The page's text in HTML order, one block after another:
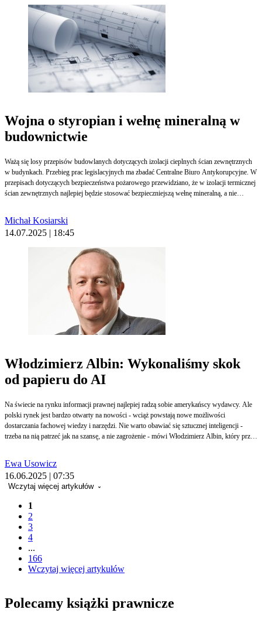
Wojna o styropian i wełnę mineralną w
budownictwie
Ważą się losy przepisów budowlanych dotyczących izolacji cieplnych ścian zewnętrznych
w budynkach. Przebieg prac legislacyjnych ma zbadać Centralne Biuro Antykorupcyjne. W
przepisach dotyczących bezpieczeństwa pożarowego przewidziano, że w izolacji termicznej
ścian zewnętrznych najlepiej będzie stosować bezpieczniejszą wełnę mineralną, a nie
Michał Kosiarski
14.07.2025 | 18:45
Włodzimierz Albin: Wykonaliśmy skok
od papieru do AI
Na świecie na rynku informacji prawnej najlepiej radzą sobie amerykańscy wydawcy. Ale
polski rynek jest bardzo otwarty na nowości - wciąż powstają nowe możliwości
dostarczania fachowej wiedzy i narzędzi. Nie warto obawiać się sztucznej inteligencji -
trzeba na nią patrzeć jak na szansę, a nie zagrożenie - mówi Włodzimierz Albin, który przez
Ewa Usowicz
16.06.2025 | 07:35
Wczytaj więcej artykułów
1
2
3
4
...
166
Wczytaj więcej artykułów
Polecamy książki prawnicze